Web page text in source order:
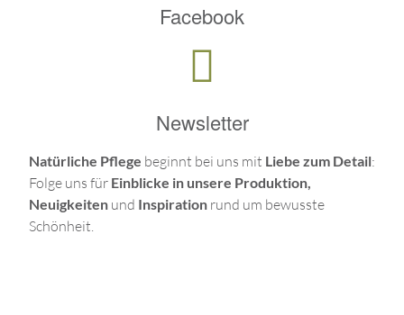
Facebook
Newsletter
Natürliche Pflege beginnt bei uns mit Liebe zum Detail:
Folge uns für Einblicke in unsere Produktion,
Neuigkeiten und Inspiration rund um bewusste
Schönheit.